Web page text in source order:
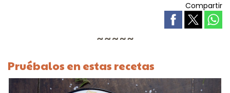
Compartir
Pruébalos en estas recetas